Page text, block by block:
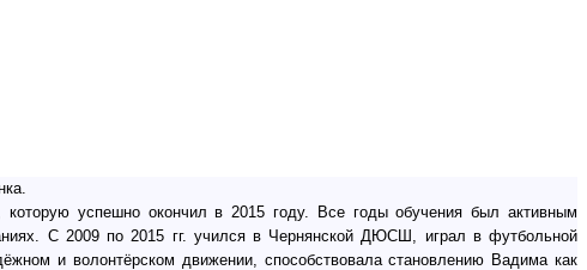
успешно окончил в 2015 году. Все годы обучения был активным
С 2009 по 2015 гг. учился в Чернянской ДЮСШ, играл в футбольной
и волонтёрском движении, способствовала становлению Вадима как